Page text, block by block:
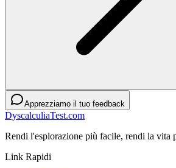
Apprezziamo il tuo feedback
DyscalculiaTest.com
Rendi l'esplorazione più facile, rendi la vita
Link Rapidi